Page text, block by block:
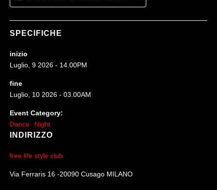
SPECIFICHE
inizio
Luglio, 9 2026 - 14.00PM
fine
Luglio, 10 2026 - 03.00AM
Event Category:
Dance
Night
INDIRIZZO
free life style club
Via Ferraris 16 -20090 Cusago MILANO